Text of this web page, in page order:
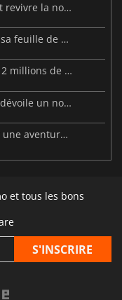
ReStory : Chill Electronics Repairs fait revivre la nostalgie des années 2000
MARVEL Tōkon dévoile ses débuts et sa feuille de route
Resident Evil: Veronica dépasse déjà 2 millions de wishlists
Beast of Reincarnation : Game Freak dévoile un nouveau pari
Big Walk est disponible : partez pour une aventure entre amis
et tous les bons